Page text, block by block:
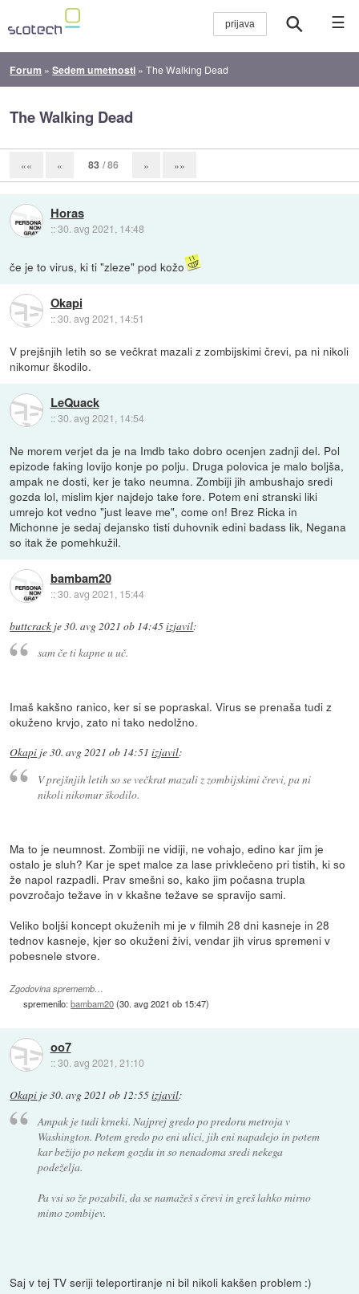
☰
Forum »Sedem umetnosti »The Walking Dead
The Walking Dead
«« « 83 / 86 » »»
Horas
::30. avg 2021, 14:48
če je to virus, ki ti "zleze" pod kožo
Okapi
::30. avg 2021, 14:51
V prejšnjih letih so se večkrat mazali z zombijskimi črevi, pa ni nikoli
nikomur škodilo.
LeQuack
::30. avg 2021, 14:54
Ne morem verjet da je na Imdb tako dobro ocenjen zadnji del. Pol
epizode faking lovijo konje po polju. Druga polovica je malo boljša,
ampak ne dosti, ker je tako neumna. Zombiji jih ambushajo sredi
gozda lol, mislim kjer najdejo take fore. Potem eni stranski liki
umrejo kot vedno "just leave me", come on! Brez Ricka in
Michonne je sedaj dejansko tisti duhovnik edini badass lik, Negana
so itak že pomehkužil.
bambam20
::30. avg 2021, 15:44
buttcrack je30. avg 2021 ob 14:45izjavil:
sam če ti kapne u uč.
Imaš kakšno ranico, ker si se popraskal. Virus se prenaša tudi z
okuženo krvjo, zato ni tako nedolžno.
Okapi je30. avg 2021 ob 14:51 izjavil:
V prejšnjih letih so se večkrat mazali z zombijskimi črevi, pa ni
nikoli nikomur škodilo.
Ma to je neumnost. Zombiji ne vidiji, ne vohajo, edino kar jim je
ostalo je sluh? Kar je spet malce za lase privklečeno pri tistih, ki so
že napol razpadli. Prav smešni so, kako jim počasna trupla
povzročajo težave in v kkašne težave se spravijo sami.
Veliko boljši koncept okuženih mi je v filmih 28 dni kasneje in 28
tednov kasneje, kjer so okuženi živi, vendar jih virus spremeni v
pobesnele stvore.
Zgodovina sprememb…
spremenilo:bambam20(30. avg 2021 ob 15:47)
oo7
::30. avg 2021, 21:10
Okapi je30. avg 2021 ob 12:55izjavil:
Ampak je tudi krneki. Najprej gredo po predoru metroja v
Washington. Potem gredo po eni ulici, jih eni napadejo in potem
kar bežijo po nekem gozdu in so nenadoma sredi nekega
podeželja.
Pa vsi so že pozabili, da se namažeš s črevi in greš lahko mirno
mimo zombijev.
Saj v tej TV seriji teleportiranje ni bil nikoli kakšen problem :)